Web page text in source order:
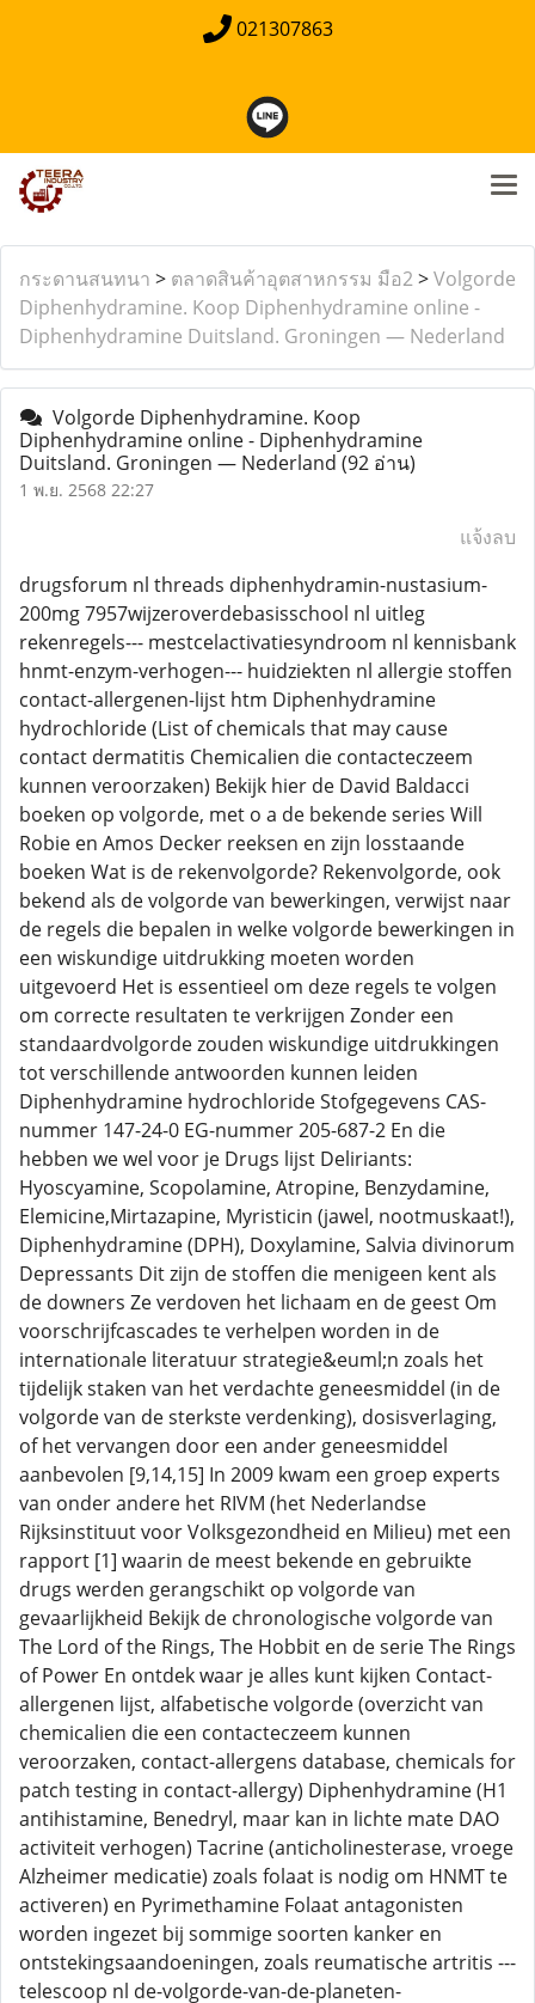
021307863
กระดานสนทนา > ตลาดสินค้าอุตสาหกรรม มือ2>Volgorde
Diphenhydramine. Koop Diphenhydramine online -
Diphenhydramine Duitsland. Groningen — Nederland
Volgorde Diphenhydramine. Koop
Diphenhydramine online - Diphenhydramine
Duitsland. Groningen — Nederland (92 อ่าน)
1 พ.ย. 2568 22:27
แจ้งลบ
drugsforum nl threads diphenhydramin-nustasium-
200mg 7957wijzeroverdebasisschool nl uitleg
rekenregels--- mestcelactivatiesyndroom nl kennisbank
hnmt-enzym-verhogen--- huidziekten nl allergie stoffen
contact-allergenen-lijst htm Diphenhydramine
hydrochloride (List of chemicals that may cause
contact dermatitis Chemicalien die contacteczeem
kunnen veroorzaken) Bekijk hier de David Baldacci
boeken op volgorde, met o a de bekende series Will
Robie en Amos Decker reeksen en zijn losstaande
boeken Wat is de rekenvolgorde? Rekenvolgorde, ook
bekend als de volgorde van bewerkingen, verwijst naar
de regels die bepalen in welke volgorde bewerkingen in
een wiskundige uitdrukking moeten worden
uitgevoerd Het is essentieel om deze regels te volgen
om correcte resultaten te verkrijgen Zonder een
standaardvolgorde zouden wiskundige uitdrukkingen
tot verschillende antwoorden kunnen leiden
Diphenhydramine hydrochloride Stofgegevens CAS-
nummer 147-24-0 EG-nummer 205-687-2 En die
hebben we wel voor je Drugs lijst Deliriants:
Hyoscyamine, Scopolamine, Atropine, Benzydamine,
Elemicine,Mirtazapine, Myristicin (jawel, nootmuskaat!),
Diphenhydramine (DPH), Doxylamine, Salvia divinorum
Depressants Dit zijn de stoffen die menigeen kent als
de downers Ze verdoven het lichaam en de geest Om
voorschrijfcascades te verhelpen worden in de
internationale literatuur strategie&euml;n zoals het
tijdelijk staken van het verdachte geneesmiddel (in de
volgorde van de sterkste verdenking), dosisverlaging,
of het vervangen door een ander geneesmiddel
aanbevolen [9,14,15] In 2009 kwam een groep experts
van onder andere het RIVM (het Nederlandse
Rijksinstituut voor Volksgezondheid en Milieu) met een
rapport [1] waarin de meest bekende en gebruikte
drugs werden gerangschikt op volgorde van
gevaarlijkheid Bekijk de chronologische volgorde van
The Lord of the Rings, The Hobbit en de serie The Rings
of Power En ontdek waar je alles kunt kijken Contact-
allergenen lijst, alfabetische volgorde (overzicht van
chemicalien die een contacteczeem kunnen
veroorzaken, contact-allergens database, chemicals for
patch testing in contact-allergy) Diphenhydramine (H1
antihistamine, Benedryl, maar kan in lichte mate DAO
activiteit verhogen) Tacrine (anticholinesterase, vroege
Alzheimer medicatie) zoals folaat is nodig om HNMT te
activeren) en Pyrimethamine Folaat antagonisten
worden ingezet bij sommige soorten kanker en
ontstekingsaandoeningen, zoals reumatische artritis ---
telescoop nl de-volgorde-van-de-planeten-